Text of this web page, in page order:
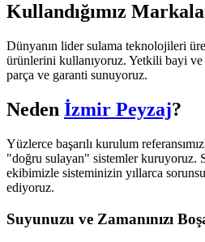
Kullandığımız
Dünyanın lider sulama teknolojileri
ürünlerini kullanıyoruz. Yetkili bayi ve
parça ve garanti sunuyoruz.
Neden İzmir Peyzaj?
Yüzlerce başarılı kurulum
"doğru sulayan" sistemler kuruyoruz.
ekibimizle sisteminizin yıllarca
ediyoruz.
Suyunuzu ve Zamanınızı